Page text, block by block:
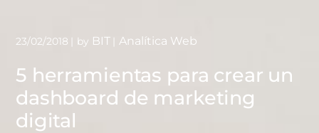
5 herramientas para crear un
dashboard de marketing
digital
23/02/2018 by BIT Analítica Web